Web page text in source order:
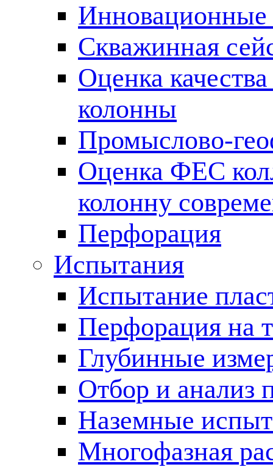
Инновационные
Скважинная
Оценка
колонны
Промыслово-
Оценка ФЕС
колонну
Перфорация
Испытания
Испытание
Перфорация на
Глубинные
Отбор и анализ
Наземные
Многофазная